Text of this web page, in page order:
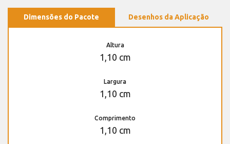
Dimensões do Pacote Desenhos da Aplicação
Altura
1,10 cm
Largura
1,10 cm
Comprimento
1,10 cm